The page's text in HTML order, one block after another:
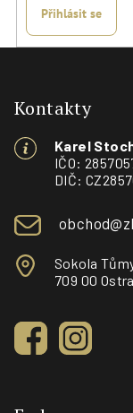
Přihlásit se
Kontakty
Karel
IČO:
DIČ:
Sokola
709 00